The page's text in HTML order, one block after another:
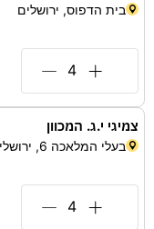
בית הדפוס, ירושלים
צמיגי י.ג. המכוון
בעלי המלאכה 6, ירושלים